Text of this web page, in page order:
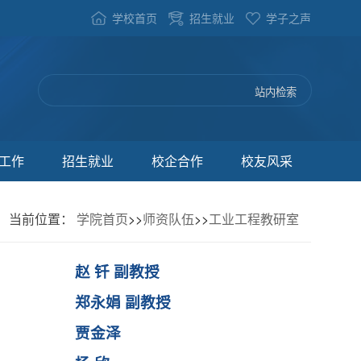
学校首页 招生就业 学子之声
作 招生就业 校企合作 校友风采
当前位置： 学院首页>>师资队伍>>工业工程教研室
赵 钎 副教授
郑永娟 副教授
贾金泽